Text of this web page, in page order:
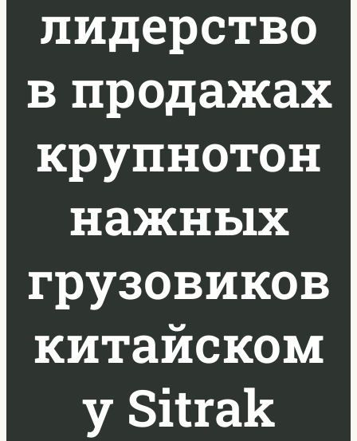
лидерство
в продажах
крупнотон
нажных
грузовиков
китайском
у Sitrak